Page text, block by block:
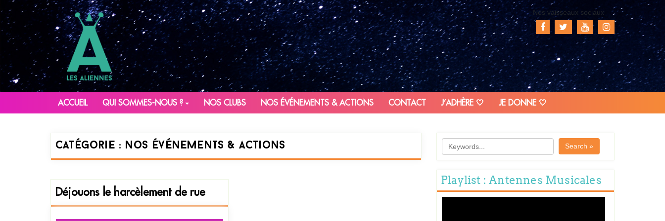
Nos vaisseaux sociaux
ACCUEIL QUI SOMMES-NOUS ? NOS CLUBS NOS ÉVÉNEMENTS & ACTIONS CONTACT J’ADHÈRE 🤍 JE DONNE 🤍
Catégorie : Nos événements & actions
Déjouons le harcèlement de rue
Search »
Playlist : Antennes Musicales